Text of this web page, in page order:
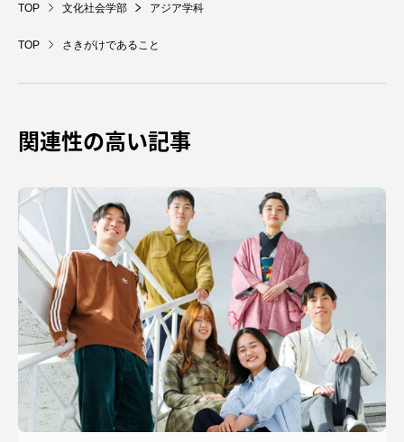
TOP 文化社会学部 アジア学科
TOP さきがけであること
関連性の高い記事